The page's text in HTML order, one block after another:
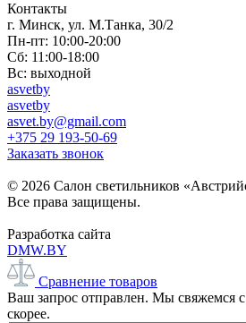
Контакты
г. Минск, ул. М.Танка, 30/2
Пн-пт: 10:00-20:00
Сб: 11:00-18:00
Вс: выходной
asvetby
asvetby
asvet.by@gmail.com
+375 29 193-50-69
Заказать звонок
© 2026 Салон светильников
Все права защищены.
Разработка сайта
DMW.BY
Сравнение товаров
Ваш запрос отправлен. Мы свяжемся
скорее.